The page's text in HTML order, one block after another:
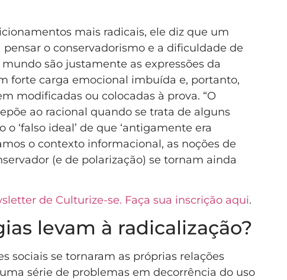
mais radicais, ele diz que um
o conservadorismo e a dificuldade de
são justamente as expressões da
forte carga emocional imbuída e, portanto,
modificadas ou colocadas à prova. “O
ao racional quando se trata de alguns
‘falso ideal’ de que ‘antigamente era
o contexto informacional, as noções de
(e de polarização) se tornam ainda
de Culturize-se. Faça sua inscrição aqui.
levam à radicalização?
sociais se tornaram as próprias relações
série de problemas em decorrência do uso